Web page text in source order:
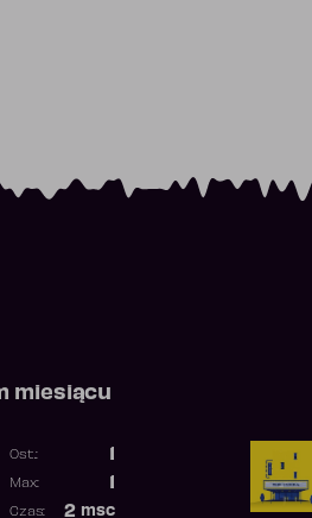
miesiącu
Ost.:
Max:
2 msc
Czas: